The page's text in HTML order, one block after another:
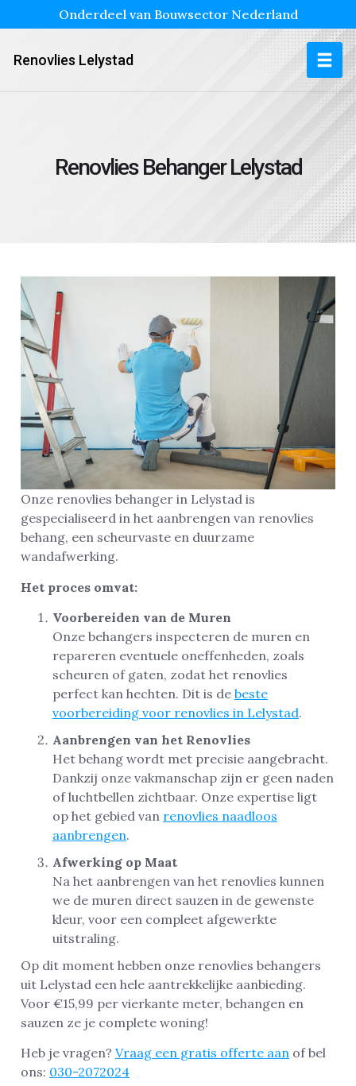
Onderdeel van Bouwsector Nederland
Renovlies Lelystad
Renovlies Behanger Lelystad
Onze renovlies behanger in Lelystad is
gespecialiseerd in het aanbrengen van renovlies
behang, een scheurvaste en duurzame
wandafwerking.
Het proces omvat:
Voorbereiden van de Muren
Onze behangers inspecteren de muren en
repareren eventuele oneffenheden, zoals
scheuren of gaten, zodat het renovlies
perfect kan hechten. Dit is de beste
voorbereiding voor renovlies in Lelystad.
Aanbrengen van het Renovlies
Het behang wordt met precisie aangebracht.
Dankzij onze vakmanschap zijn er geen naden
of luchtbellen zichtbaar. Onze expertise ligt
op het gebied van renovlies naadloos
aanbrengen.
Afwerking op Maat
Na het aanbrengen van het renovlies kunnen
we de muren direct sauzen in de gewenste
kleur, voor een compleet afgewerkte
uitstraling.
Op dit moment hebben onze renovlies behangers
uit Lelystad een hele aantrekkelijke aanbieding.
Voor €15,99 per vierkante meter, behangen en
sauzen ze je complete woning!
Heb je vragen? Vraag een gratis offerte aan of bel
ons: 030-2072024